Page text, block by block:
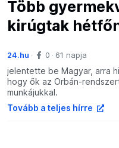
Több
kirúgtak
24.hu 0 61 napja
jelentette be Magyar, arra
hogy ők az Orbán-
munkájukkal.
Tovább a teljes hírre